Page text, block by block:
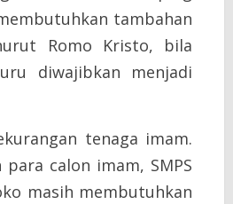
tambahan
Romo Kristo, bila
diwajibkan menjadi
tenaga imam.
para calon imam, SMPS
masih membutuhkan